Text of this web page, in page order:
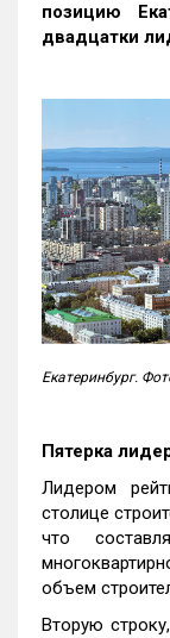
позицию
двадцатки
Екатеринбург.
Пятерка
Лидером
столице
что
объем
Вторую